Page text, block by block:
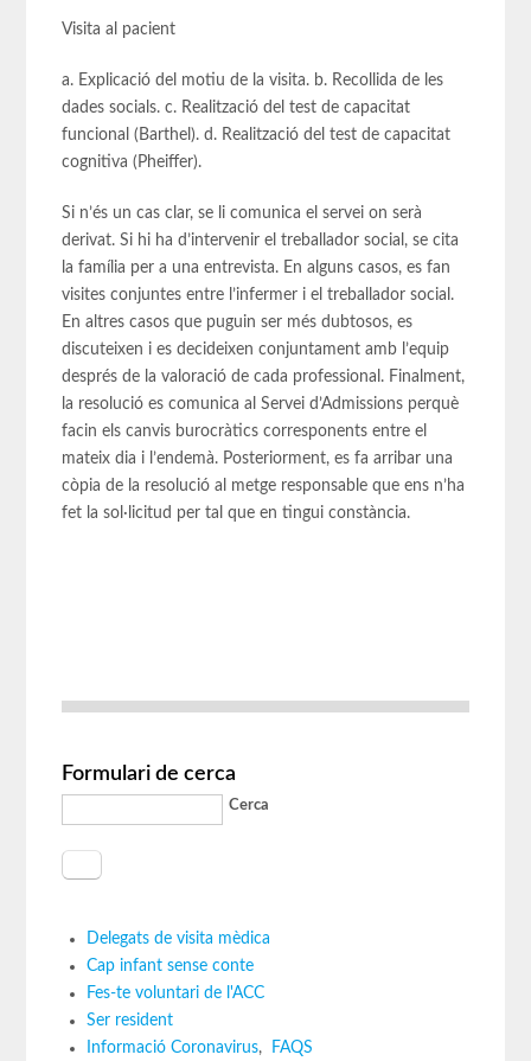
Visita al pacient
a. Explicació del motiu de la visita. b. Recollida de les
dades socials. c. Realització del test de capacitat
funcional (Barthel). d. Realització del test de capacitat
cognitiva (Pheiffer).
Si n’és un cas clar, se li comunica el servei on serà
derivat. Si hi ha d’intervenir el treballador social, se cita
la família per a una entrevista. En alguns casos, es fan
visites conjuntes entre l’infermer i el treballador social.
En altres casos que puguin ser més dubtosos, es
discuteixen i es decideixen conjuntament amb l’equip
després de la valoració de cada professional. Finalment,
la resolució es comunica al Servei d’Admissions perquè
facin els canvis burocràtics corresponents entre el
mateix dia i l’endemà. Posteriorment, es fa arribar una
còpia de la resolució al metge responsable que ens n’ha
fet la sol·licitud per tal que en tingui constància.
Formulari de cerca
Cerca
Delegats de visita mèdica
Cap infant sense conte
Fes-te voluntari de l'ACC
Ser resident
Informació Coronavirus,
FAQS